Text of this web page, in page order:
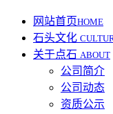
网站首页HOME
石头文化
关于点石 ABOUT
公司简介
公司动态
资质公示